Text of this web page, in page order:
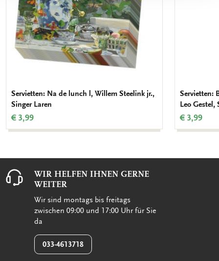
Servietten: Na de lunch l, Willem Steelink jr.,
Singer Laren
€ 3,99
Servietten:
Leo Gestel,
€ 3,99
WIR HELFEN IHNEN GERNE
WEITER
Wir sind montags bis freitags
zwischen 09:00 und 17:00 Uhr für Sie
da
033-4613718